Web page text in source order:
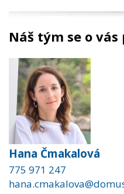
Náš tým se o vás
Hana Čmakalová
775 971 247